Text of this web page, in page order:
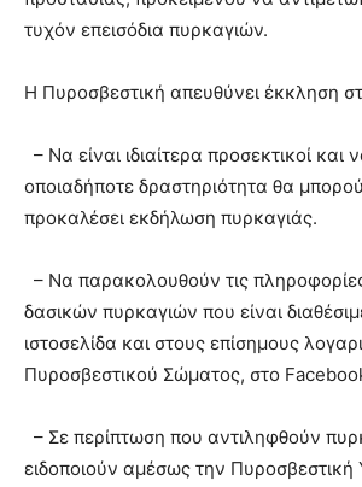
τυχόν επεισόδια πυρκαγιών.
Η Πυροσβεστική απευθύνει έκκληση
– Να είναι ιδιαίτερα προσεκτικοί
οποιαδήποτε δραστηριότητα θα
προκαλέσει εκδήλωση πυρκαγιάς.
– Να παρακολουθούν τις
δασικών πυρκαγιών που είναι
ιστοσελίδα και στους επίσημους
Πυροσβεστικού Σώματος, στο
– Σε περίπτωση που αντιληφθούν
ειδοποιούν αμέσως την Πυροσβεστική